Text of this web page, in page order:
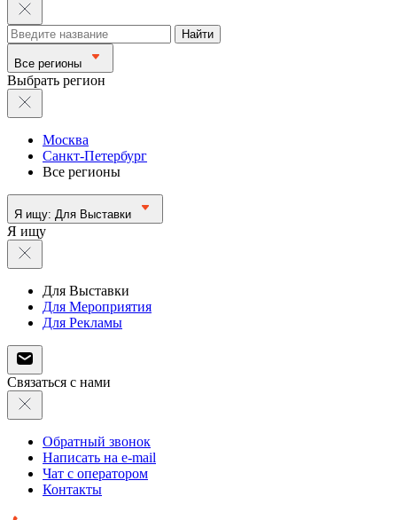
Найти
Все регионы
Выбрать регион
Москва
Санкт-Петербург
Все регионы
Я ищу: Для Выставки
Я ищу
Для Выставки
Для Мероприятия
Для Рекламы
Связаться с нами
Обратный звонок
Написать на e-mail
Чат с оператором
Контакты